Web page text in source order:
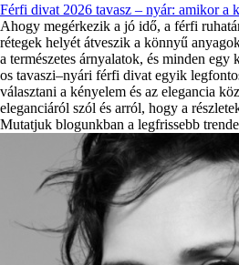
Férfi divat 2026 tavasz – nyár: amikor a
Ahogy megérkezik a jó idő, a férfi
rétegek helyét átveszik a könnyű
a természetes árnyalatok, és minden
os tavaszi–nyári férfi divat egyik
választani a kényelem és az elegancia
eleganciáról szól és arról, hogy a
Mutatjuk blogunkban a legfrissebb